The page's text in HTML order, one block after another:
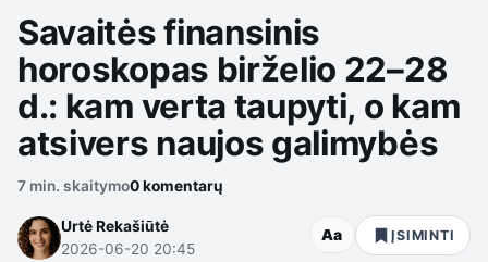
Savaitės finansinis
horoskopas birželio 22–28
d.: kam verta taupyti, o kam
atsivers naujos galimybės
7 min. skaitymo0 komentarų
Urtė Rekašiūtė
2026-06-20 20:45
Aa ĮSIMINTI